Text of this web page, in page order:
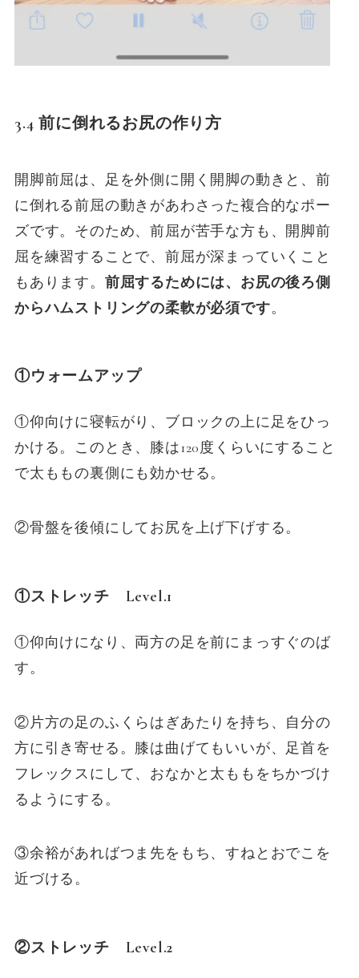
3.4 前に倒れるお尻の作り方
開脚前屈は、足を外側に開く開脚の動きと、前
に倒れる前屈の動きがあわさった複合的なポー
ズです。そのため、前屈が苦手な方も、開脚前
屈を練習することで、前屈が深まっていくこと
もあります。 前屈するためには、お尻の後ろ側
からハムストリングの柔軟が必須です。
①ウォームアップ
①仰向けに寝転がり、ブロックの上に足をひっ
かける。このとき、膝は120度くらいにすること
で太ももの裏側にも効かせる。
②骨盤を後傾にしてお尻を上げ下げする。
①ストレッチ Level.1
①仰向けになり、両方の足を前にまっすぐのば
す。
②片方の足のふくらはぎあたりを持ち、自分の
方に引き寄せる。膝は曲げてもいいが、足首を
フレックスにして、おなかと太ももをちかづけ
るようにする。
③余裕があればつま先をもち、すねとおでこを
近づける。
②ストレッチ Level.2